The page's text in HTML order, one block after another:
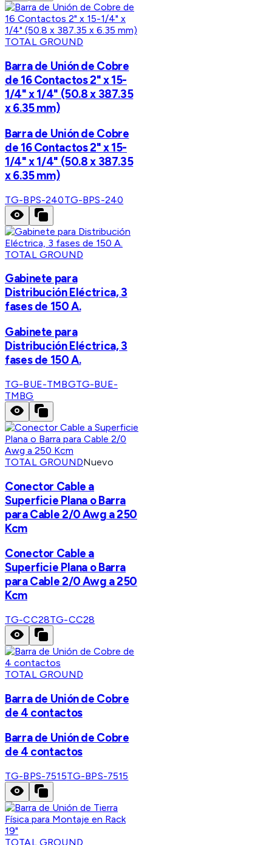
TOTAL GROUND
Barra de Unión de Cobre
de 16 Contactos 2" x 15-
1/4" x 1/4" (50.8 x 387.35
x 6.35 mm)
Barra de Unión de Cobre
de 16 Contactos 2" x 15-
1/4" x 1/4" (50.8 x 387.35
x 6.35 mm)
TG-BPS-240TG-BPS-240
TOTAL GROUND
Gabinete para
Distribución Eléctrica, 3
fases de 150 A.
Gabinete para
Distribución Eléctrica, 3
fases de 150 A.
TG-BUE-TMBGTG-BUE-
TMBG
TOTAL GROUNDNuevo
Conector Cable a
Superficie Plana o Barra
para Cable 2/0 Awg a 250
Kcm
Conector Cable a
Superficie Plana o Barra
para Cable 2/0 Awg a 250
Kcm
TG-CC28TG-CC28
TOTAL GROUND
Barra de Unión de Cobre
de 4 contactos
Barra de Unión de Cobre
de 4 contactos
TG-BPS-7515TG-BPS-7515
TOTAL GROUND